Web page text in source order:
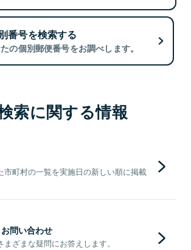
番号を検索する
の個別郵便番号をお調べします。
索に関する情報
市町村の一覧を実施日の新しい順に掲載
問い合わせ
ざまな疑問にお答えします。